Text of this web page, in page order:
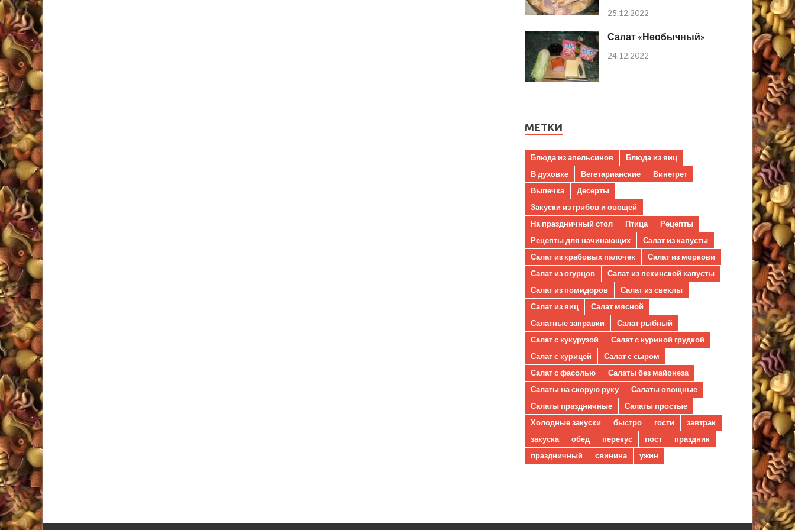
25.12.2022
Салат «Необычный»
24.12.2022
МЕТКИ
Блюда из апельсинов
Блюда из яиц
В духовке
Вегетарианские
Винегрет
Выпечка
Десерты
Закуски из грибов и овощей
На праздничный стол
Птица
Рецепты
Рецепты для начинающих
Салат из капусты
Салат из крабовых палочек
Салат из моркови
Салат из огурцов
Салат из пекинской капусты
Салат из помидоров
Салат из свеклы
Салат из яиц
Салат мясной
Салатные заправки
Салат рыбный
Салат с кукурузой
Салат с куриной грудкой
Салат с курицей
Салат с сыром
Салат с фасолью
Салаты без майонеза
Салаты на скорую руку
Салаты овощные
Салаты праздничные
Салаты простые
Холодные закуски
быстро гости
завтрак
закуска
обед перекус пост
праздник
праздничный
свинина ужин